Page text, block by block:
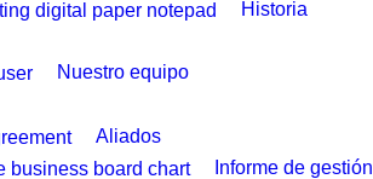
Historia
Nuestro equipo
Aliados
Informe de gestión